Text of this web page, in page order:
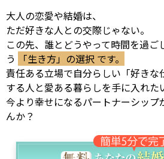
大人の恋愛や結婚は、
ただ好きな人との交際じゃない。
この先、誰とどうやって時間を過ご
う
「生き方」の選択 です。
責任ある立場で自分らしい「好きな
する人と愛ある暮らしを手に入れた
今より幸せになるパートナーシップ
んか？